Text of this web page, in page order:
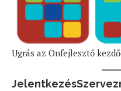
Ugrás az Önfejlesztő
Jelentkezés